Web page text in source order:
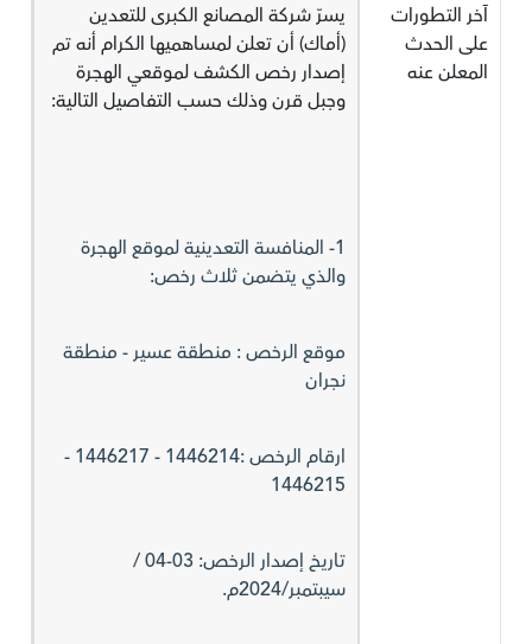
آخر التطورات
على الحدث
المعلن عنه
يسرّ شركة المصانع الكبرى للتعدين
(أماك) أن تعلن لمساهميها الكرام أنه تم
إصدار رخص الكشف لموقعي الهجرة
وجبل قرن وذلك حسب التفاصيل التالية:
1- المنافسة التعدينية لموقع الهجرة
والذي يتضمن ثلاث رخص:
موقع الرخص : منطقة عسير - منطقة
نجران
ارقام الرخص :1446214 - 1446217 -
1446215
تاريخ إصدار الرخص: 03-04 /
سيبتمبر/2024م.